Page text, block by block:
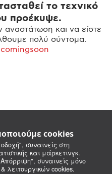
cookies
συναινείς στη
και μάρκετινγκ.
συναινείς μόνο
λειτουργικών cookies.
το τεχνικό
προέκυψε.
και να είστε
πολύ σύντομα.